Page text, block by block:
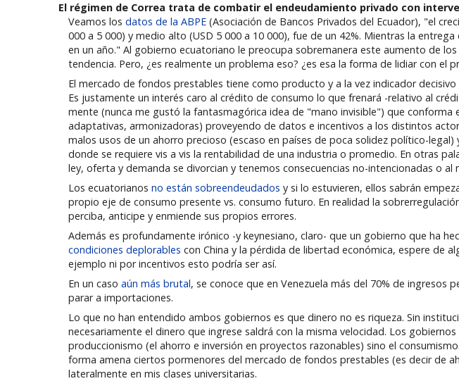
El régimen de Correa trata de combatir el endeudamiento privado con
Veamos los datos de la ABPE(Asociación de Bancos Privados del Ecuador), "el
000 a 5 000) y medio alto (USD 5 000 a 10 000), fue de un 42%. Mientras la
en un año." Al gobierno ecuatoriano le preocupa sobremanera este aumento de
tendencia. Pero, ¿es realmente un problema eso? ¿es esa la forma de lidiar con el
El mercado de fondos prestables tiene como producto y a la vez indicador
Es justamente un interés caro al crédito de consumo lo que frenará -relativo al
mente (nunca me gustó la fantasmagórica idea de "mano invisible") que
adaptativas, armonizadoras) proveyendo de datos e incentivos a los distintos
malos usos de un ahorro precioso (escaso en países de poca solidez político-
donde se requiere vis a vis la rentabilidad de una industria o promedio. En otras
ley, oferta y demanda se divorcian y tenemos consecuencias no-intencionadas o
Los ecuatorianos no están sobreendeudados y si lo estuvieren, ellos sabrán
propio eje de consumo presente vs. consumo futuro. En realidad la
perciba, anticipe y enmiende sus propios errores.
Además es profundamente irónico -y keynesiano, claro- que un gobierno que ha
condiciones deplorables con China y la pérdida de libertad económica, espere de
ejemplo ni por incentivos esto podría ser así.
En un caso aún más brutal, se conoce que en Venezuela más del 70% de
parar a importaciones.
Lo que no han entendido ambos gobiernos es que dinero no es riqueza. Sin
necesariamente el dinero que ingrese saldrá con la misma velocidad. Los
produccionismo (el ahorro e inversión en proyectos razonables) sino el
forma amena ciertos pormenores del mercado de fondos prestables (es decir de
lateralmente en mis clases universitarias.